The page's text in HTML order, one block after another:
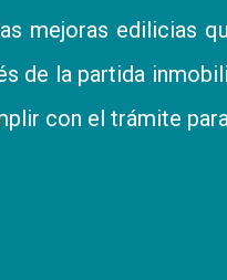
mejoras edilicias
de la partida
con el trámite